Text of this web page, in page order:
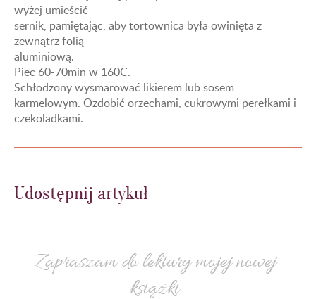
wyżej umieścić
sernik, pamiętając, aby tortownica była owinięta z
zewnątrz folią
aluminiową.
Piec 60-70min w 160C.
Schłodzony wysmarować likierem lub sosem
karmelowym. Ozdobić orzechami, cukrowymi perełkami i
czekoladkami.
Udostępnij artykuł
Zapraszam do lektury mojej nowej
książki